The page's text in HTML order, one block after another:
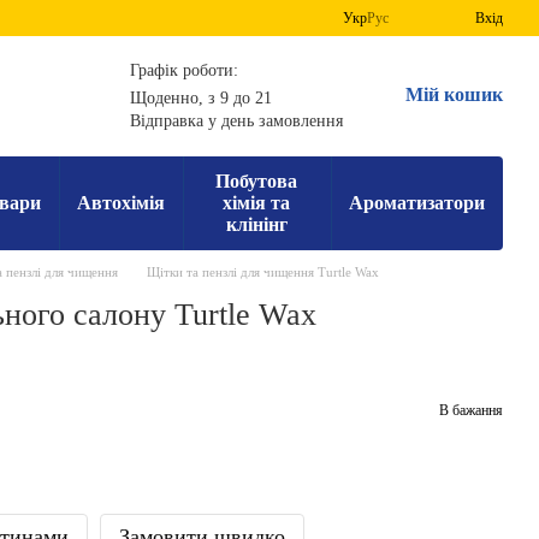
УкрРус Вхід
Графік роботи:
Щоденно, з 9 до 21
Відправка у день замовлення
Мій кошик
Автохімія
Побутова
хімія та
клінінг
Ароматизатори
пензлі для чищення Щітки та пензлі для чищення Turtle Wax
салону Turtle Wax
В бажання